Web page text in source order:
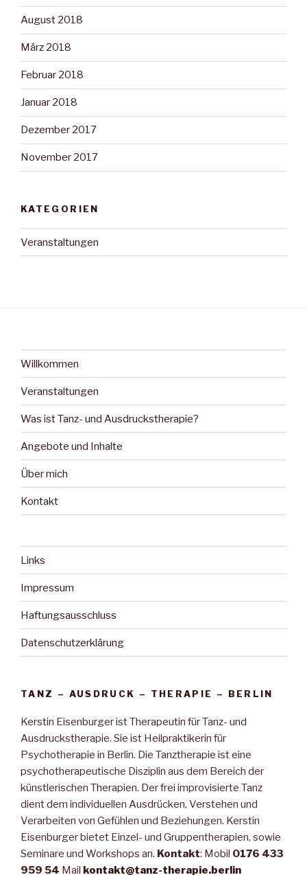
August 2018
März 2018
Februar 2018
Januar 2018
Dezember 2017
November 2017
KATEGORIEN
Veranstaltungen
Willkommen
Veranstaltungen
Was ist Tanz- und Ausdruckstherapie?
Angebote und Inhalte
Über mich
Kontakt
Links
Impressum
Haftungsausschluss
Datenschutzerklärung
TANZ – AUSDRUCK – THERAPIE – BERLIN
Kerstin Eisenburger ist Therapeutin für Tanz- und
Ausdruckstherapie. Sie ist Heilpraktikerin für
Psychotherapie in Berlin. Die Tanztherapie ist eine
psychotherapeutische Disziplin aus dem Bereich der
künstlerischen Therapien. Der frei improvisierte Tanz
dient dem individuellen Ausdrücken, Verstehen und
Verarbeiten von Gefühlen und Beziehungen. Kerstin
Eisenburger bietet Einzel- und Gruppentherapien, sowie
Seminare und Workshops an. Kontakt: Mobil 0176 433
959 54 Mail kontakt@tanz-therapie.berlin